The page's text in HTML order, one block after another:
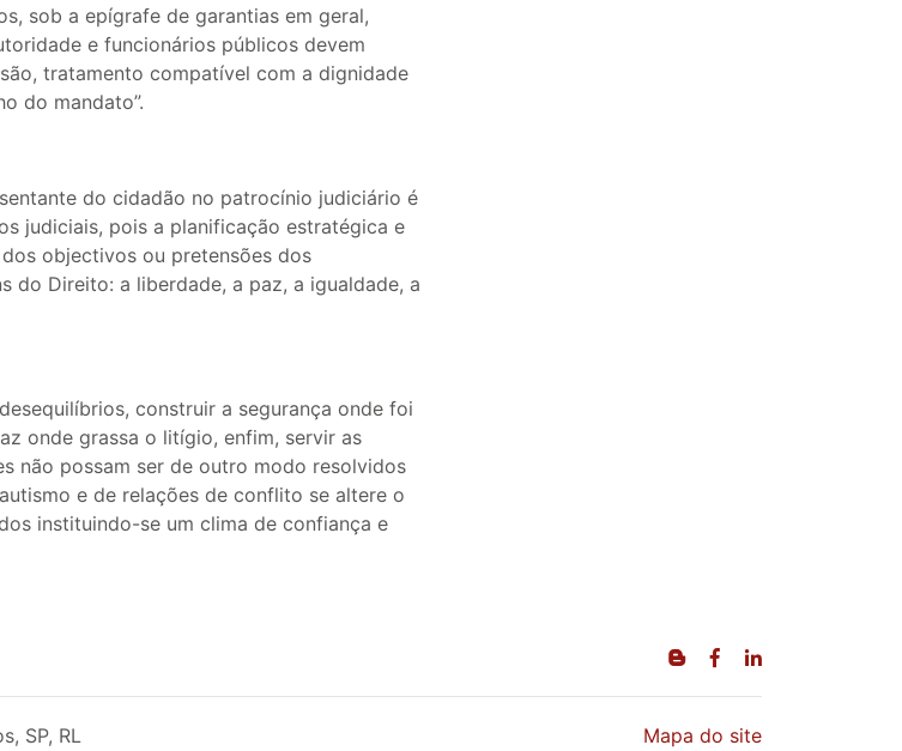
sob a epígrafe de garantias em geral,
e funcionários públicos devem
tratamento compatível com a dignidade
do mandato”.
do cidadão no patrocínio judiciário é
judiciais, pois a planificação estratégica e
objectivos ou pretensões dos
do Direito: a liberdade, a paz, a igualdade, a
construir a segurança onde foi
onde grassa o litígio, enfim, servir as
não possam ser de outro modo resolvidos
e de relações de conflito se altere o
instituindo-se um clima de confiança e
SP, RL Mapa do site